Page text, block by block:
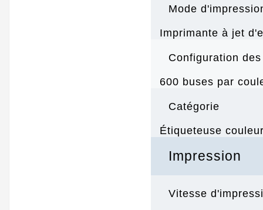
Mode
Imprimante à jet
Configuration
600 buses par
Catégorie
Étiqueteuse
Impression
Vitesse